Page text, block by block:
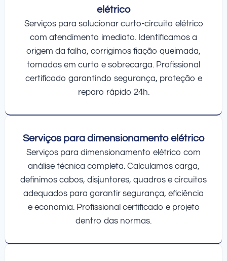
elétrico
Serviços para solucionar curto-circuito elétrico
com atendimento imediato. Identificamos a
origem da falha, corrigimos fiação queimada,
tomadas em curto e sobrecarga. Profissional
certificado garantindo segurança, proteção e
reparo rápido 24h.
Serviços para dimensionamento elétrico
Serviços para dimensionamento elétrico com
análise técnica completa. Calculamos carga,
definimos cabos, disjuntores, quadros e circuitos
adequados para garantir segurança, eficiência
e economia. Profissional certificado e projeto
dentro das normas.